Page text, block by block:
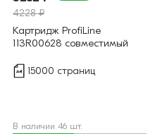
4228 ₽
Картридж ProfiLine
113R00628 совместимый
15000 страниц
В наличии 46 шт.